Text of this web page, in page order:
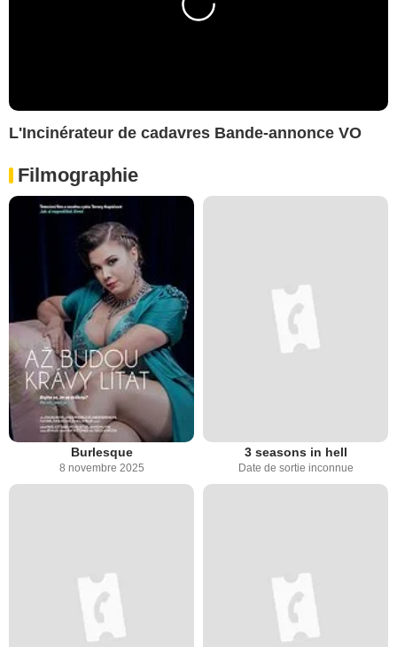
L'Incinérateur de cadavres Bande-annonce VO
Filmographie
Burlesque
8 novembre 2025
3 seasons in hell
Date de sortie inconnue